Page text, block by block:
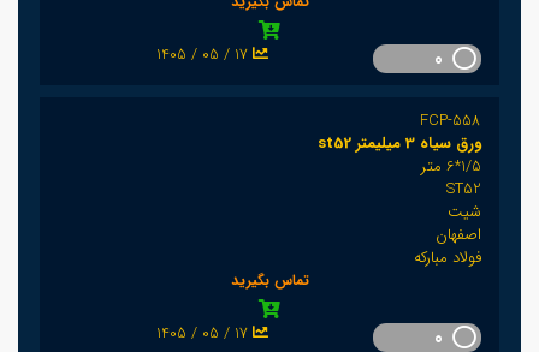
1405 / 05 / 17
FCP-558
ورق سیاه 3 میلیمتر st52
1/5*6 متر
ST52
شیت
اصفهان
فولاد مبارکه
تماس بگیرید
1405 / 05 / 17